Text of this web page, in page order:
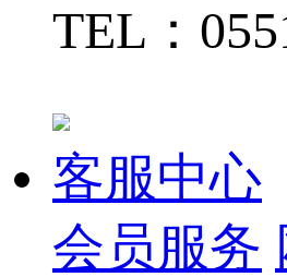
TEL：
客服中心
会员服务